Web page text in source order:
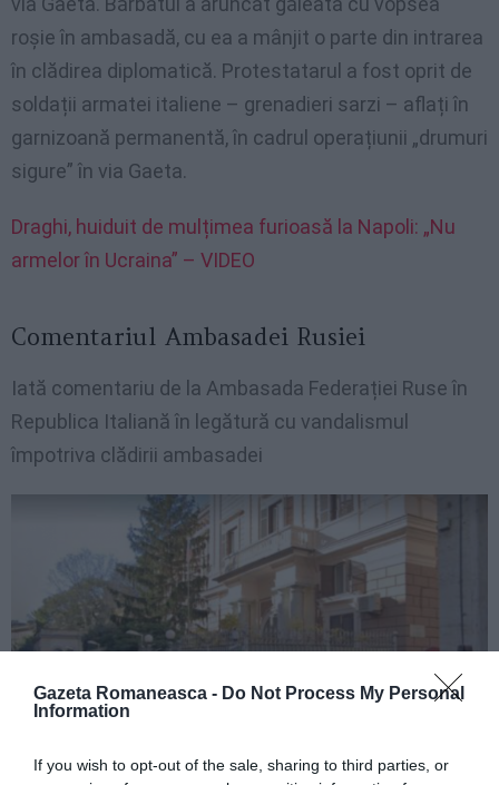
Gazeta Romaneasca - Do Not Process My Personal
Information
If you wish to opt-out of the sale, sharing to third parties, or
roșie în ambasadă, cu ea a mânjit o parte din intrarea
în clădirea diplomatică. Protestatarul a fost oprit de
soldații armatei italiene – grenadieri sarzi – aflați în
garnizoană permanentă, în cadrul operațiunii „drumuri
sigure” în via Gaeta.
Draghi, huiduit de mulțimea furioasă la Napoli: „Nu
armelor în Ucraina” – VIDEO
Comentariul Ambasadei Rusiei
Iată comentariu de la Ambasada Federației Ruse în
Republica Italiană în legătură cu vandalismul
împotriva clădirii ambasadei